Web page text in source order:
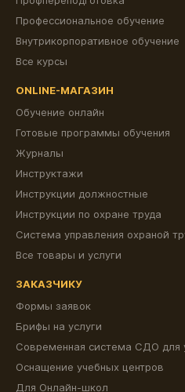
Профессиональное обучение
Внутрикорпоративное обучение
Все курсы
ONLINE-МАГАЗИН
Обучение онлайн
Готовые программы обучения
Журналы
Инструктажи
Инструкции должностные
Инструкции по охране труда
Система управления охраной
Все товары и услуги
ЗАКАЗЧИКУ
Формы заявок
Брифы на услуги
Современная система СДО для
Оснащение учебных центров
Для Онлайн-школ